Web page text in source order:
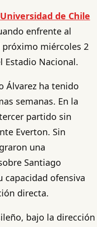
de Chile
enfrente al
miércoles 2
Estadio Nacional.
Álvarez ha tenido
semanas. En la
partido sin
Everton. Sin
una
Santiago
capacidad ofensiva
directa.
bajo la dirección